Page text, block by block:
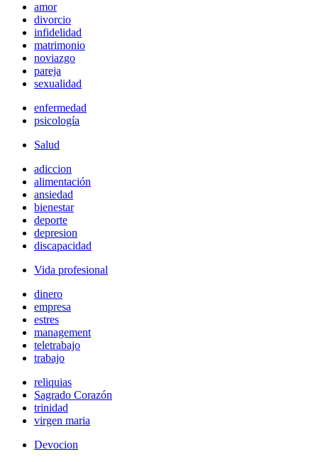
amor
divorcio
infidelidad
matrimonio
noviazgo
pareja
sexualidad
enfermedad
psicología
Salud
adiccion
alimentación
ansiedad
bienestar
deporte
depresion
discapacidad
Vida profesional
dinero
empresa
estres
management
teletrabajo
trabajo
reliquias
Sagrado Corazón
trinidad
virgen maria
Devocion